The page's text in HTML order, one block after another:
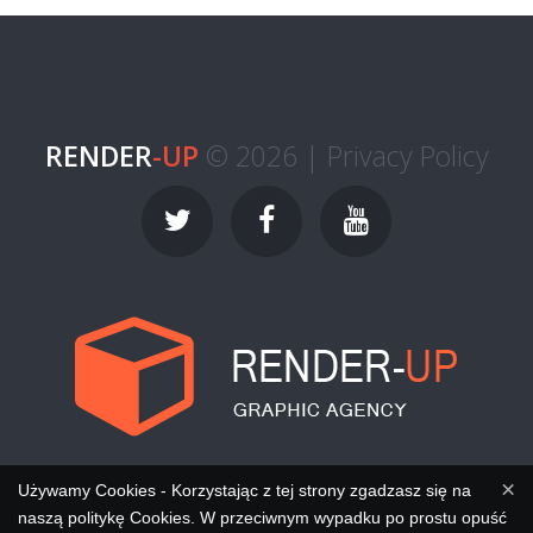
RENDER-UP © 2026 | Privacy Policy
×
Używamy Cookies - Korzystając z tej strony zgadzasz się na
naszą politykę Cookies. W przeciwnym wypadku po prostu opuść